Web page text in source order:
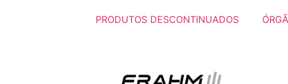
PRODUTOS DESCONTINUADOS